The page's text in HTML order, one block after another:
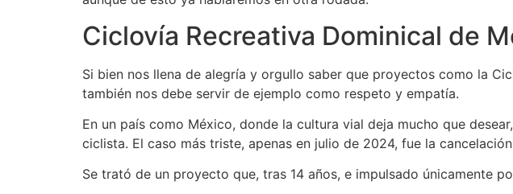
Ciclovía Recreativa Dominical de
Si bien nos llena de alegría y orgullo saber que proyectos como la
también nos debe servir de ejemplo como respeto y empatía.
En un país como México, donde la cultura vial deja mucho que
ciclista. El caso más triste, apenas en julio de 2024, fue la
Se trató de un proyecto que, tras 14 años, e impulsado únicamente